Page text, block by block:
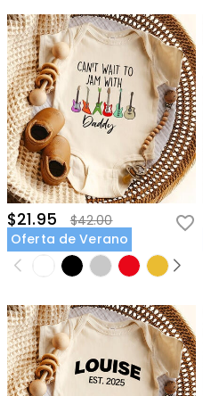
$21.95
$42.00
Oferta de Verano